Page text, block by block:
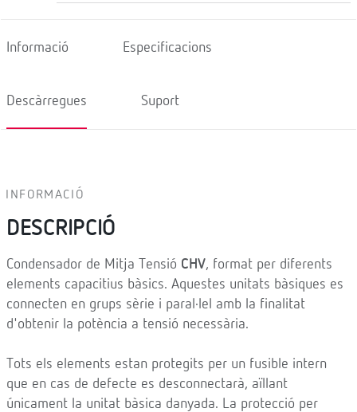
Informació Especificacions
Descàrregues Suport
INFORMACIÓ
DESCRIPCIÓ
Condensador de Mitja Tensió CHV, format per diferents
elements capacitius bàsics. Aquestes unitats bàsiques es
connecten en grups sèrie i paral·lel amb la finalitat
d'obtenir la potència a tensió necessària.
Tots els elements estan protegits per un fusible intern
que en cas de defecte es desconnectarà, aïllant
únicament la unitat bàsica danyada. La protecció per